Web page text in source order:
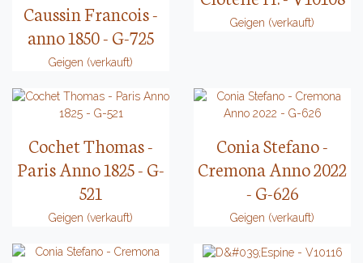
Caussin Francois -
anno 1850 - G-725
Geigen (verkauft)
Geigen (verkauft)
Cochet Thomas -
Paris Anno 1825 - G-
521
Geigen (verkauft)
Conia Stefano -
Cremona Anno 2022
- G-626
Geigen (verkauft)